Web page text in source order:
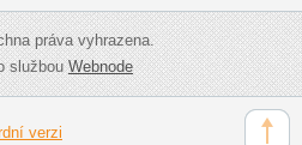
práva vyhrazena.
službouWebnode
verzi